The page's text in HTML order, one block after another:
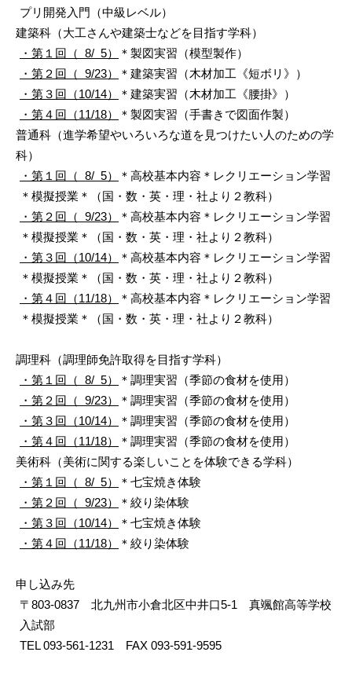
プリ開発入門（中級レベル）
建築科（大工さんや建築士などを目指す学科）
・第１回（ 8/ 5）
＊製図実習（模型製作）
・第２回（ 9/23）
＊建築実習（木材加工《短ボリ》）
・第３回（10/14）
＊建築実習（木材加工《腰掛》）
・第４回（11/18）
＊製図実習（手書きで図面作製）
普通科（進学希望やいろいろな道を見つけたい人のための学
科）
・第１回（ 8/ 5）
＊高校基本内容＊レクリエーション学習
＊模擬授業＊（国・数・英・理・社より２教科）
・第２回（ 9/23）
＊高校基本内容＊レクリエーション学習
＊模擬授業＊（国・数・英・理・社より２教科）
・第３回（10/14）
＊高校基本内容＊レクリエーション学習
＊模擬授業＊（国・数・英・理・社より２教科）
・第４回（11/18）
＊高校基本内容＊レクリエーション学習
＊模擬授業＊（国・数・英・理・社より２教科）
調理科（調理師免許取得を目指す学科）
・第１回（ 8/ 5）
＊調理実習（季節の食材を使用）
・第２回（ 9/23）
＊調理実習（季節の食材を使用）
・第３回（10/14）
＊調理実習（季節の食材を使用）
・第４回（11/18）
＊調理実習（季節の食材を使用）
美術科（美術に関する楽しいことを体験できる学科）
・第１回（ 8/ 5）
＊七宝焼き体験
・第２回（ 9/23）
＊絞り染体験
・第３回（10/14）
＊七宝焼き体験
・第４回（11/18）
＊絞り染体験
申し込み先
〒803-0837 北九州市小倉北区中井口5-1 真颯館高等学校
入試部
TEL 093-561-1231 FAX 093-591-9595